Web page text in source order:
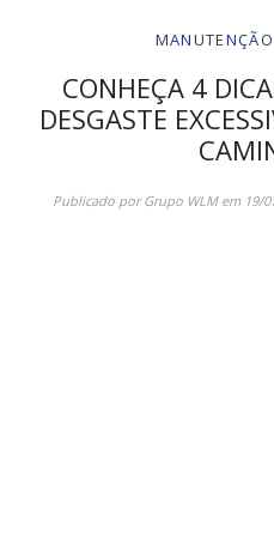
CONHEÇA 4
DESGASTE
Publicado porGrupo WLMem 19/